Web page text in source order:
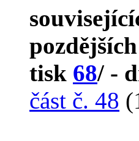
tisk 68/ -
část č. 48